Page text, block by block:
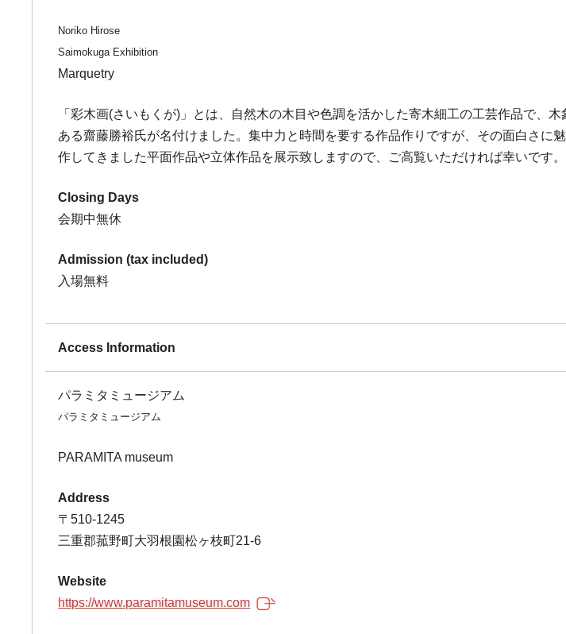
Noriko Hirose
Saimokuga Exhibition
Marquetry
「彩木画(さいもくが)」とは、自然木の木目や色調を活かした寄木細工の工芸作品で、
ある齋藤勝裕氏が名付けました。集中力と時間を要する作品作りですが、その面白さに
作してきました平面作品や立体作品を展示致しますので、ご高覧いただければ幸いです。
Closing Days
会期中無休
Admission (tax included)
入場無料
Access Information
パラミタミュージアム
パラミタミュージアム
PARAMITA museum
Address
〒510-1245
三重郡菰野町大羽根園松ヶ枝町21-6
Website
https://www.paramitamuseum.com